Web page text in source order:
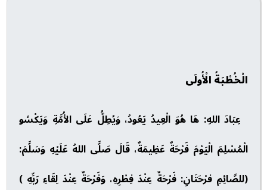
الْخُطْبَةُ الْأُولَى
عِبَادَ اللهِ: هَا هُوَ الْعِيدُ يَعُودُ، وَيُطِلُّ عَلَى الأُمَّةِ وَيَكْسُو
الْمُسْلِمَ الْيَوْمَ فَرْحَةٌ عَظِيمَةٌ، قَالَ صَلَّى اللهُ عَلَيْهِ وَسَلَّمَ:
(للصَّائِمِ فرْحَتَانِ: فَرْحَةٌ عِنْدَ فِطْرِهِ، وَفَرْحَةٌ عِنْدَ لِقَاءِ رَبِّهِ )